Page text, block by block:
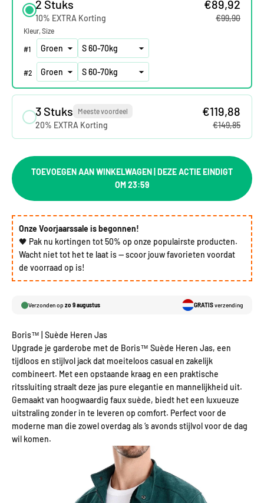
2 Stuks
10% EXTRA Korting
€89,92
€99,90
Kleur Size
#1
#2
3 Stuks Meeste voordeel
20% EXTRA Korting
€119,88
€149,85
TOEVOEGEN AAN WINKELWAGEN | DEZE ACTIE EINDIGT
OM 23:59
Onze Voorjaarssale is begonnen!
🖤 Pak nu kortingen tot 50% op onze populairste producten.
Wacht niet tot het te laat is — scoor jouw favorieten voordat
de voorraad op is!
Verzonden op zo 9 augustus GRATISverzending
Boris™ | Suède Heren Jas
Upgrade je garderobe met de Boris™ Suède Heren Jas, een
tijdloos en stijlvol jack dat moeiteloos casual en zakelijk
combineert. Met een opstaande kraag en een praktische
ritssluiting straalt deze jas pure elegantie en mannelijkheid uit.
Gemaakt van hoogwaardig faux suède, biedt het een luxueuze
uitstraling zonder in te leveren op comfort. Perfect voor de
moderne man die zowel overdag als ‘s avonds stijlvol voor de dag
wil komen.